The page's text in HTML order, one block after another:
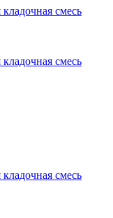
смесь
смесь
смесь